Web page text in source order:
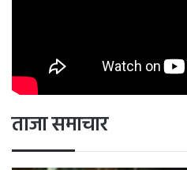
ताजा समाचार